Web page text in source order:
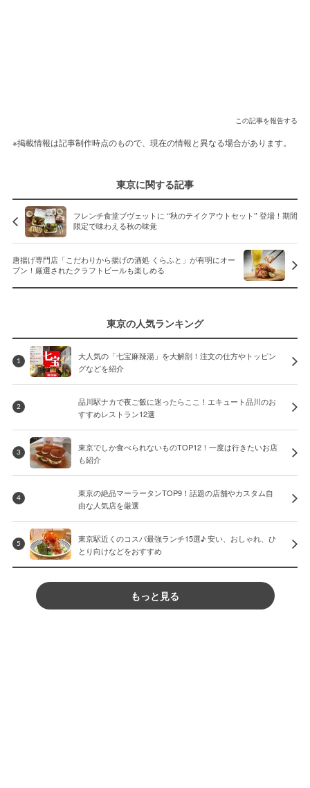
この記事を報告する
※掲載情報は記事制作時点のもので、現在の情報と異なる場合があります。
東京に関する記事
フレンチ食堂ブヴェットに “秋のテイクアウトセット” 登場！期間
限定で味わえる秋の味覚
唐揚げ専門店「こだわりから揚げの酒処 くらふと」が有明にオー
プン！厳選されたクラフトビールも楽しめる
東京の人気ランキング
1
大人気の「七宝麻辣湯」を大解剖！注文の仕方やトッピン
グなどを紹介
2
品川駅ナカで夜ご飯に迷ったらここ！エキュート品川のお
すすめレストラン12選
3
東京でしか食べられないものTOP12！一度は行きたいお店
も紹介
4
東京の絶品マーラータンTOP9！話題の店舗やカスタム自
由な人気店を厳選
5
東京駅近くのコスパ最強ランチ15選♪ 安い、おしゃれ、ひ
とり向けなどをおすすめ
もっと見る